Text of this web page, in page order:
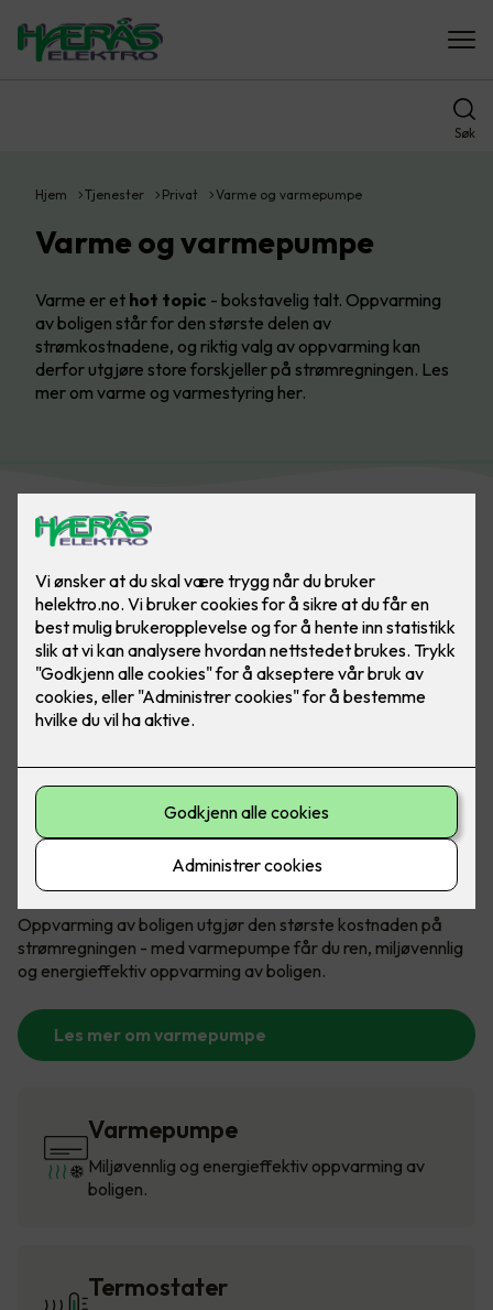
Søk
Hjem Tjenester Privat Varme og varmepumpe
Varme og varmepumpe
Varme er et hot topic - bokstavelig talt. Oppvarming
av boligen står for den største delen av
strømkostnadene, og riktig valg av oppvarming kan
derfor utgjøre store forskjeller på strømregningen. Les
mer om varme og varmestyring her.
Bærekraftig og reduserte kostnader
Oppvarming med varmepumpe
Oppvarming av boligen utgjør den største kostnaden på
strømregningen - med varmepumpe får du ren, miljøvennlig
og energieffektiv oppvarming av boligen.
Les mer om varmepumpe
Varmepumpe
Miljøvennlig og energieffektiv oppvarming av
boligen.
Termostater